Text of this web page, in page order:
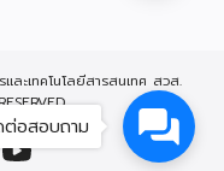
ละเทคโนโลยีสารสนเทศ สวส.
อสอบถาม